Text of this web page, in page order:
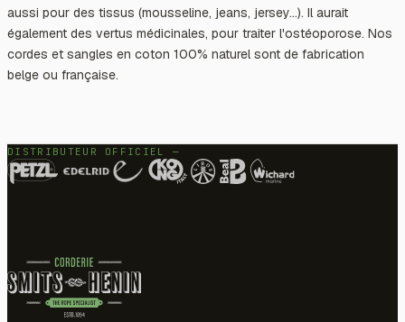
aussi pour des tissus (mousseline, jeans, jersey...). Il aurait
également des vertus médicinales, pour traiter l'ostéoporose. Nos
cordes et sangles en coton 100% naturel sont de fabrication
belge ou française.
DISTRIBUTEUR OFFICIEL —